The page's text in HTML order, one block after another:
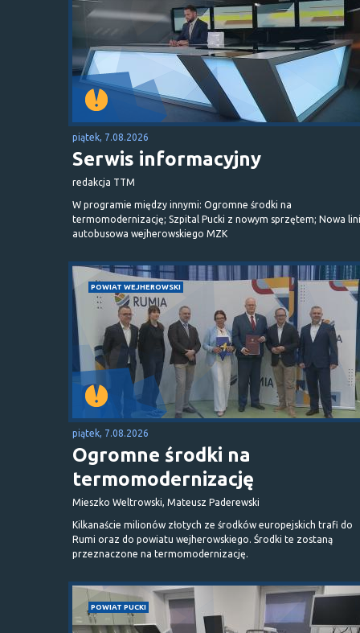
piątek, 7.08.2026
Serwis informacyjny
redakcja TTM
W programie między innymi: Ogromne środki na
termomodernizację; Szpital Pucki z nowym sprzętem; Nowa
autobusowa wejherowskiego MZK
POWIAT WEJHEROWSKI
piątek, 7.08.2026
Ogromne środki na
termomodernizację
Mieszko Weltrowski, Mateusz Paderewski
Kilkanaście milionów złotych ze środków europejskich trafi do
Rumi oraz do powiatu wejherowskiego. Środki te zostaną
przeznaczone na termomodernizację.
POWIAT PUCKI